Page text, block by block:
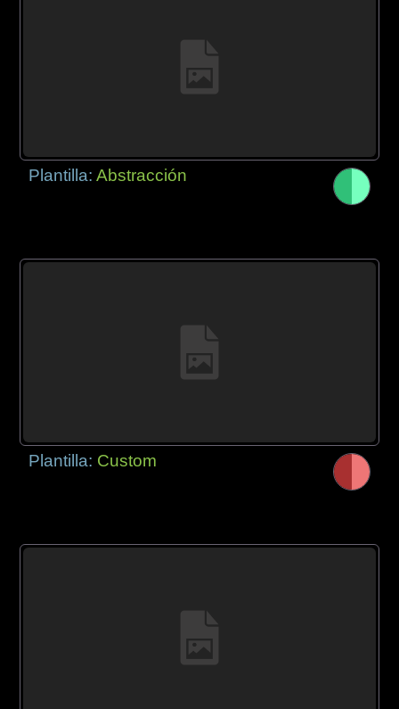
Plantilla:Abstracción
Plantilla: Custom